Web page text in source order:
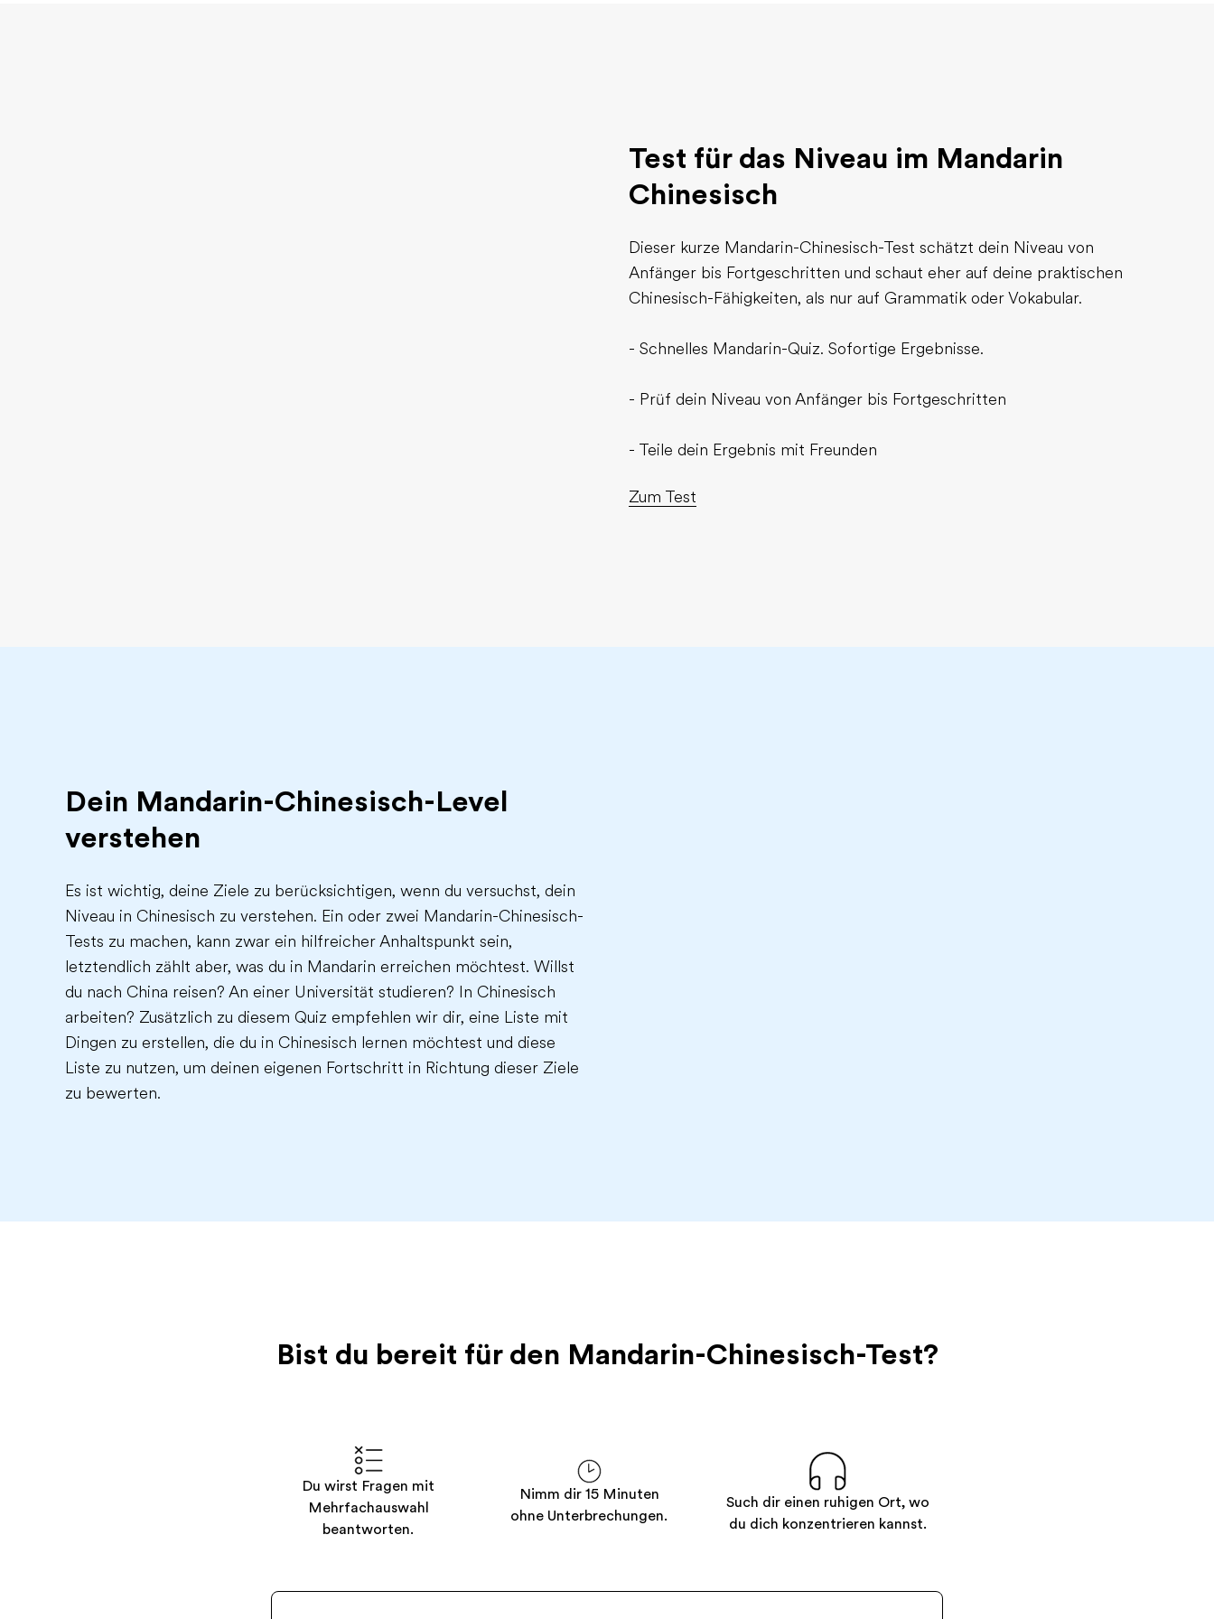
Test für das Niveau im Mandarin
Chinesisch
Dieser kurze Mandarin-Chinesisch-Test schätzt dein Niveau von
Anfänger bis Fortgeschritten und schaut eher auf deine praktischen
Chinesisch-Fähigkeiten, als nur auf Grammatik oder Vokabular.
- Schnelles Mandarin-Quiz. Sofortige Ergebnisse.
- Prüf dein Niveau von Anfänger bis Fortgeschritten
- Teile dein Ergebnis mit Freunden
Zum Test
Dein Mandarin-Chinesisch-Level
verstehen
Es ist wichtig, deine Ziele zu berücksichtigen, wenn du versuchst, dein
Niveau in Chinesisch zu verstehen. Ein oder zwei Mandarin-Chinesisch-
Tests zu machen, kann zwar ein hilfreicher Anhaltspunkt sein,
letztendlich zählt aber, was du in Mandarin erreichen möchtest. Willst
du nach China reisen? An einer Universität studieren? In Chinesisch
arbeiten? Zusätzlich zu diesem Quiz empfehlen wir dir, eine Liste mit
Dingen zu erstellen, die du in Chinesisch lernen möchtest und diese
Liste zu nutzen, um deinen eigenen Fortschritt in Richtung dieser Ziele
zu bewerten.
Bist du bereit für den Mandarin-Chinesisch-Test?
Du wirst Fragen mit
Mehrfachauswahl
beantworten.
Nimm dir 15 Minuten
ohne Unterbrechungen.
Such dir einen ruhigen Ort, wo
du dich konzentrieren kannst.